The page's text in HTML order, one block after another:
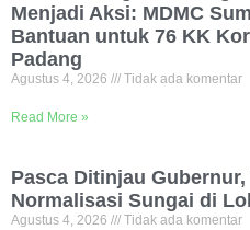
Menjadi Aksi: MDMC
Bantuan untuk 76 KK
Padang
Agustus 4, 2026 Tidak ada komentar
Read More »
Pasca Ditinjau
Normalisasi Sungai di
Agustus 4, 2026 Tidak ada komentar